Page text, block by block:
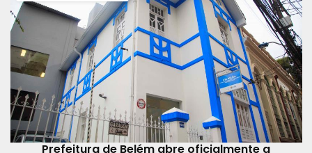
Prefeitura de Belém abre oficialmente a